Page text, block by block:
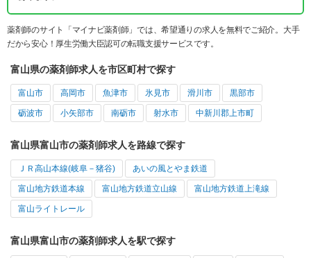
薬剤師のサイト「マイナビ薬剤師」では、希望通りの求人を無料でご紹介。大手
だから安心！厚生労働大臣認可の転職支援サービスです。
富山県の薬剤師求人を市区町村で探す
富山市 高岡市 魚津市 氷見市 滑川市 黒部市
砺波市 小矢部市 南砺市 射水市 中新川郡上市町
富山県富山市の薬剤師求人を路線で探す
ＪＲ高山本線(岐阜－猪谷) あいの風とやま鉄道
富山地方鉄道本線 富山地方鉄道立山線 富山地方鉄道上滝線
富山ライトレール
富山県富山市の薬剤師求人を駅で探す